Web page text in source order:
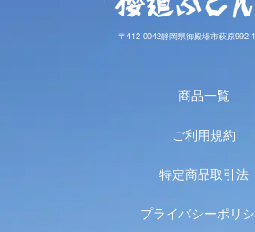
〒412-0042静岡県御殿場市萩原992-
商品一覧
ご利用規約
特定商品取引法
プライバシーポリ